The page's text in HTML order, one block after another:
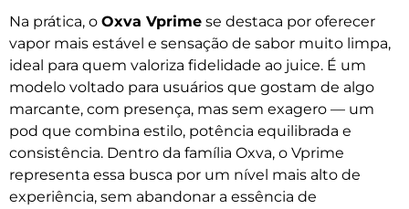
Na prática, o Oxva Vprime se destaca por oferecer
vapor mais estável e sensação de sabor muito limpa,
ideal para quem valoriza fidelidade ao juice. É um
modelo voltado para usuários que gostam de algo
marcante, com presença, mas sem exagero — um
pod que combina estilo, potência equilibrada e
consistência. Dentro da família Oxva, o Vprime
representa essa busca por um nível mais alto de
experiência, sem abandonar a essência de